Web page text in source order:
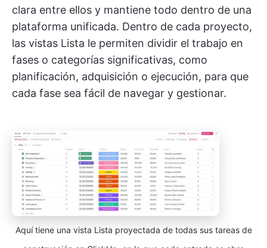
clara entre ellos y mantiene todo dentro de una
plataforma unificada. Dentro de cada proyecto,
las vistas Lista le permiten dividir el trabajo en
fases o categorías significativas, como
planificación, adquisición o ejecución, para que
cada fase sea fácil de navegar y gestionar.
Aquí tiene una vista Lista proyectada de todas sus tareas de